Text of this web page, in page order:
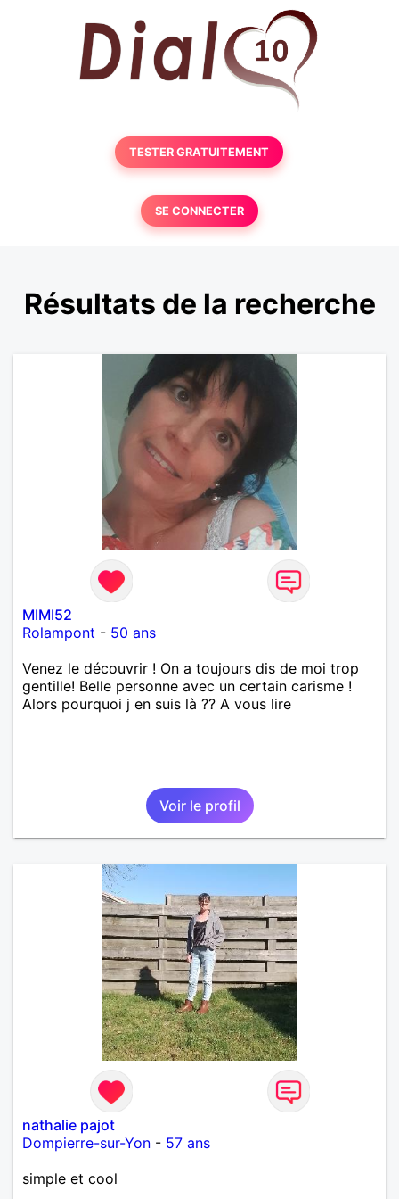
TESTER GRATUITEMENT
SE CONNECTER
Résultats de la recherche
MIMI52
Rolampont - 50 ans
Venez le découvrir ! On a toujours dis de moi trop
gentille! Belle personne avec un certain carisme !
Alors pourquoi j en suis là ?? A vous lire
Voir le profil
nathalie pajot
Dompierre-sur-Yon - 57 ans
simple et cool